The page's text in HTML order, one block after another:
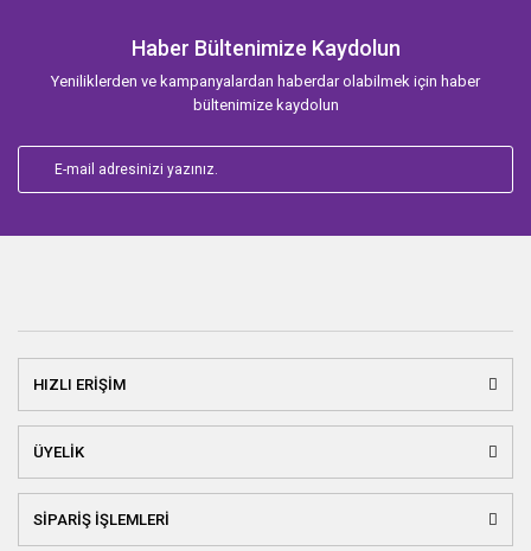
Haber Bültenimize Kaydolun
Yeniliklerden ve kampanyalardan haberdar olabilmek için haber
bültenimize kaydolun
HIZLI ERİŞİM
ÜYELİK
SİPARİŞ İŞLEMLERİ